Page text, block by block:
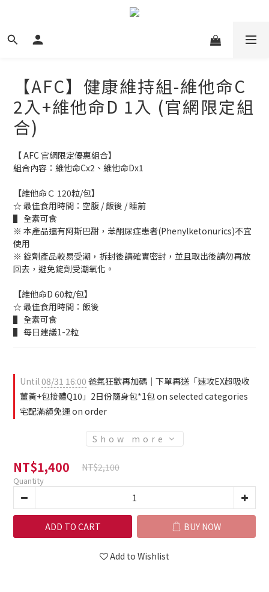
【AFC】健康維持組-維他命C
2入+維他命D 1入 (官網限定組
合)
【 AFC 官網限定優惠組合】
組合內容：維他命Cx2、維他命Dx1
【維他命Ｃ 120粒/包】
☆ 最佳食用時間：空腹 / 飯後 / 睡前
▌ 全素可食
※ 本產品還有阿斯巴甜，苯酮尿症患者(Phenylketonurics)不宜
使用
※ 錠劑產品較易受潮，拆封後請確實密封，並且取出後請勿再放
回去，避免錠劑受潮氧化。
【維他命D 60粒/包】
☆ 最佳食用時間：飯後
▌ 全素可食
▌ 每日建議1-2粒
Until08/31 16:00 爸氣狂歡再加碼｜下單再送「速攻EX超吸收
薑黃+包接體Q10」2日份隨身包*1包 on selected categories
宅配滿額免運 on order
Show more
NT$1,400 NT$2,100
Quantity
ADD TO CART BUY NOW
Add to Wishlist